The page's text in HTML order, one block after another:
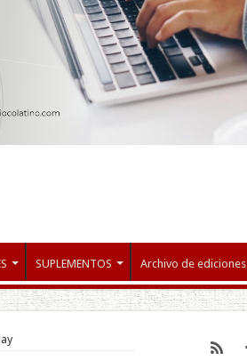
SUPLEMENTOS Archivo de ediciones